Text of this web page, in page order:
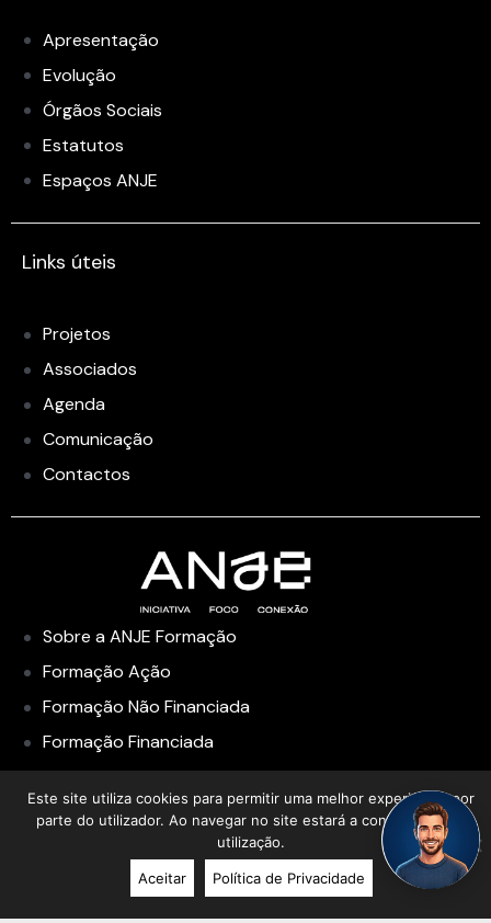
Apresentação
Evolução
Órgãos Sociais
Estatutos
Espaços ANJE
Links úteis
Projetos
Associados
Agenda
Comunicação
Contactos
Sobre a ANJE Formação
Formação Ação
Formação Não Financiada
Formação Financiada
Academia de Liderança
Este site utiliza cookies para permitir uma melhor experiência por
parte do utilizador. Ao navegar no site estará a consentir a sua
utilização.
Aceitar Política de Privacidade